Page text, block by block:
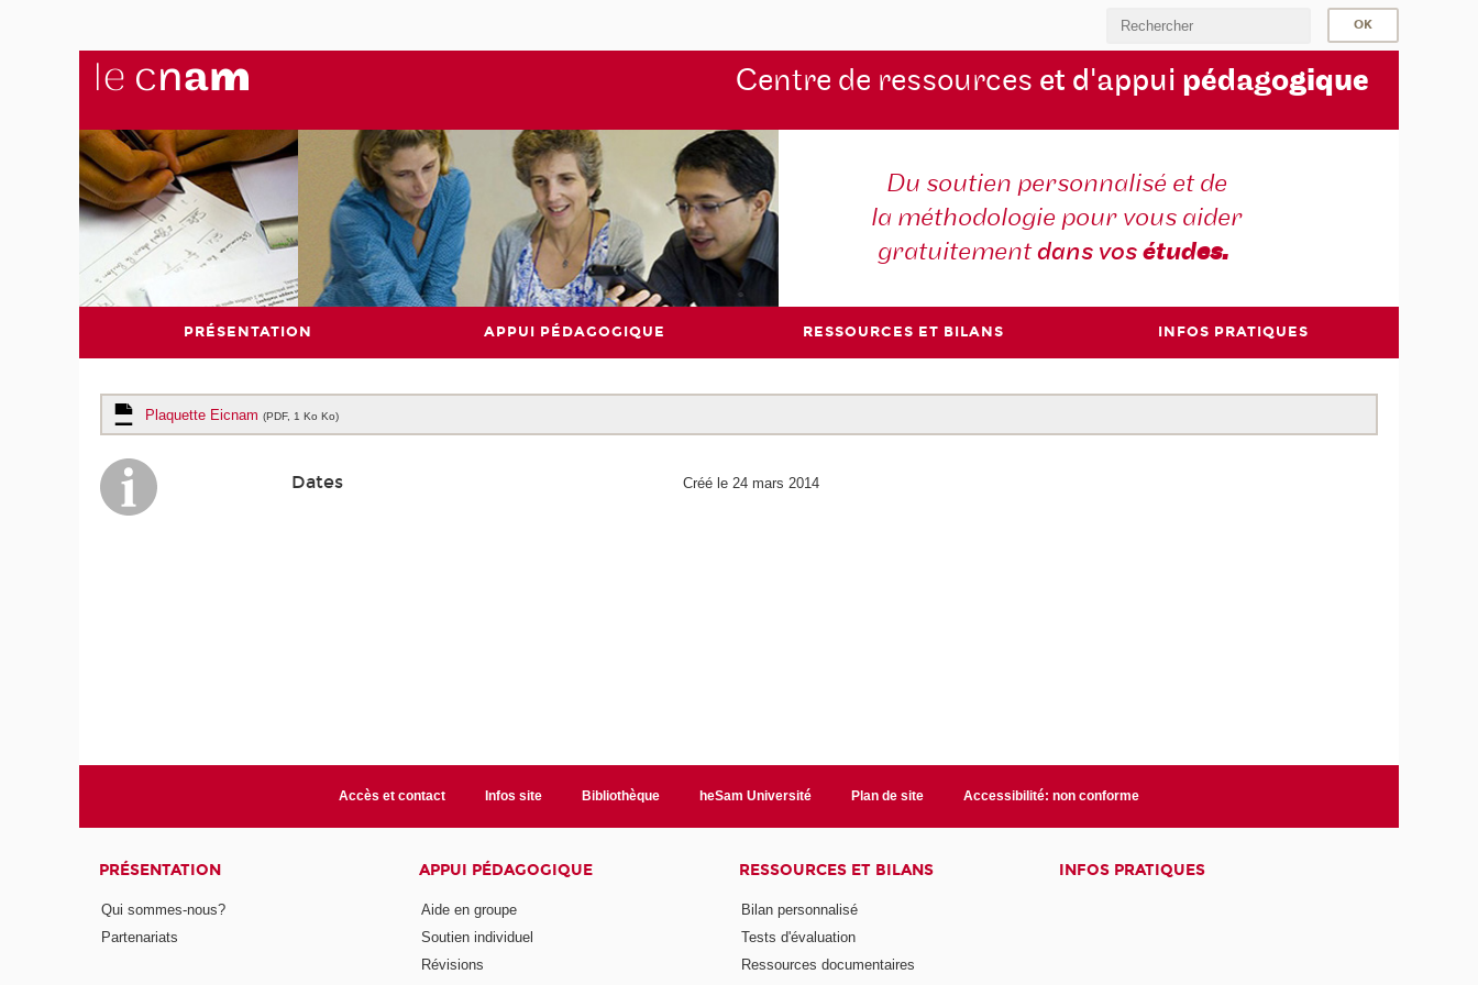
Centre de ressources et d'appui pédagogique
Du soutien personnalisé et de
la méthodologie pour vous aider
gratuitementdans vosétudes.
PRÉSENTATION APPUI PÉDAGOGIQUE RESSOURCES ET BILANS INFOS PRATIQUES
Plaquette Eicnam (PDF, 1 Ko Ko)
Dates Créé le 24 mars 2014
Accès et contact Infos site Bibliothèque heSam Université Plan de site Accessibilité: non conforme
PRÉSENTATION
Qui sommes-nous?
Partenariats
APPUI PÉDAGOGIQUE
Aide en groupe
Soutien individuel
Révisions
RESSOURCES ET BILANS
Bilan personnalisé
Tests d'évaluation
Ressources documentaires
INFOS PRATIQUES